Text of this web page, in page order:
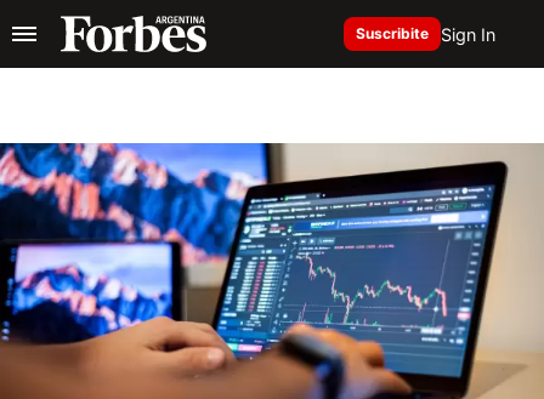
Suscribite Sign In